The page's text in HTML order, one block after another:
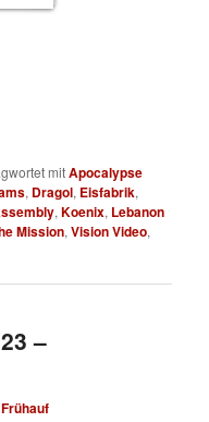
mitApocalypse
, Dragol, Eisfabrik,
,Koenix, Lebanon
Mission,Vision Video,
–